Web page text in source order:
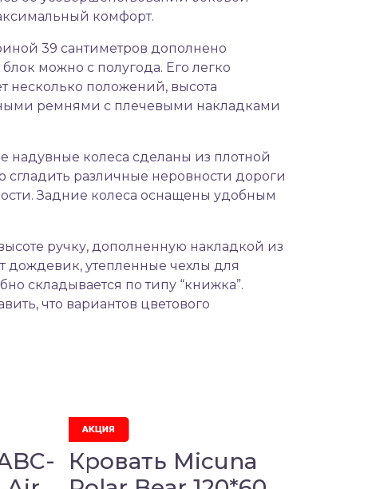
комфорт.
39 сантиметров дополнено
можно с полугода. Его легко
несколько положений, высота
ремнями с плечевыми накладками
надувные колеса сделаны из плотной
различные неровности дороги
Задние колеса оснащены удобным
ручку, дополненную накладкой из
дождевик, утепленные чехлы для
складывается по типу “книжка”.
что вариантов цветового
Кровать Micuna